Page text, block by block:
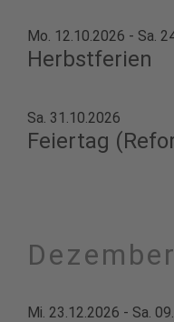
Mo. 12.10.2026 - Sa.
Herbstferien
Sa. 31.10.2026
Feiertag
Mi. 23.12.2026 - Sa.